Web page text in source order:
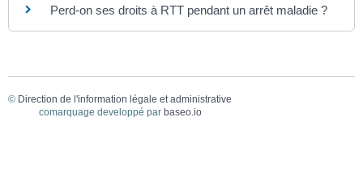
Perd-on ses droits à RTT pendant un arrêt maladie ?
© Direction de l'information légale et administrative
comarquage developpé par baseo.io